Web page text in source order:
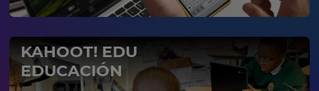
KAHOOT! EDU
EDUCACIÓN